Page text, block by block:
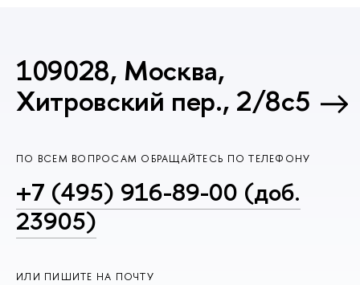
109028, Москва,
Хитровский пер., 2/8с5
ПО ВСЕМ ВОПРОСАМ ОБРАЩАЙТЕСЬ ПО ТЕЛЕФОНУ
+7 (495) 916-89-00 (доб.
23905)
ИЛИ ПИШИТЕ НА ПОЧТУ